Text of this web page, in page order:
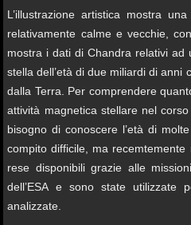
L’illustrazione artistica mostra
relativamente calme e vecchie,
mostra i dati di Chandra relativi ad
stella dell’età di due miliardi di anni
dalla Terra. Per comprendere
attività magnetica stellare nel
bisogno di conoscere l’età di
compito difficile, ma recemtemente
rese disponibili grazie alle
dell’ESA e sono state utilizzate
analizzate.